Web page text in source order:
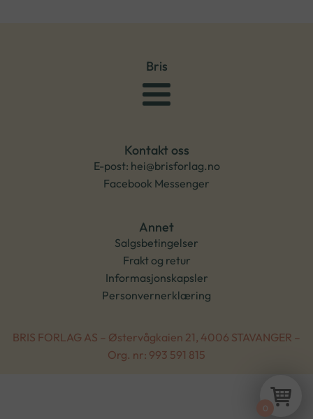
Bris
Kontakt oss
E-post: hei@brisforlag.no
Facebook Messenger
Annet
Salgsbetingelser
Frakt og retur
Informasjonskapsler
Personvernerklæring
BRIS FORLAG AS – Østervågkaien 21, 4006 STAVANGER –
Org. nr: 993 591 815
0